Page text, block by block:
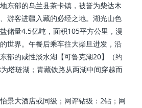
东部的乌兰县茶卡镇，被誉为柴达木
游客进疆入藏的必经之地。湖光山色
储量4.5亿吨，面积105平方公里，漫
世界。午餐后乘车往大柴旦进发，沿
部的咸性淡水湖【可鲁克湖20】（约
塔琏湖；青藏铁路从两湖中间穿越而
景大酒店或同级；网评钻级：2钻；网